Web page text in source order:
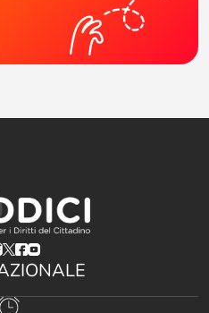
in a new tab)
(opens in a new tab)
(opens in a new tab)
(opens in a new tab)
(opens in a new tab)